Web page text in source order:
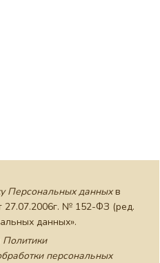
Персональных данныхв
27.07.2006г. № 152-ФЗ (ред.
данных».
Политики
персональных